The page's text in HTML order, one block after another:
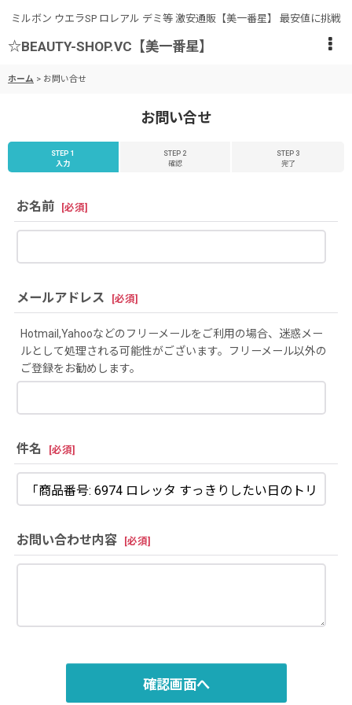
ミルボン ウエラSP ロレアル デミ等 激安通販【美一番星】 最安値に挑戦
☆BEAUTY-SHOP.VC【美一番星】
ホーム > お問い合せ
お問い合せ
STEP 1
入力
STEP 2
確認
STEP 3
完了
お名前 [必須]
メールアドレス [必須]
Hotmail,Yahooなどのフリーメールをご利用の場合、迷惑メー
ルとして処理される可能性がございます。フリーメール以外の
ご登録をお勧めします。
件名 [必須]
お問い合わせ内容 [必須]
確認画面へ